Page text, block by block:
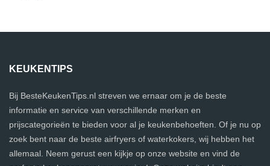
KEUKENTIPS
Bij BesteKeukenTips.nl streven we ernaar om je de beste
informatie en service van verschillende merken en
prijscategorieën te bieden voor al je keukenbehoeften. Of je nu op
zoek bent naar de beste airfryers of waterkokers, wij hebben het
allemaal. Neem gerust een kijkje op onze website en vind de